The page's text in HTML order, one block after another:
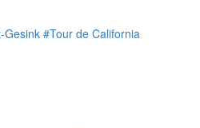
Gesink #Tour de California